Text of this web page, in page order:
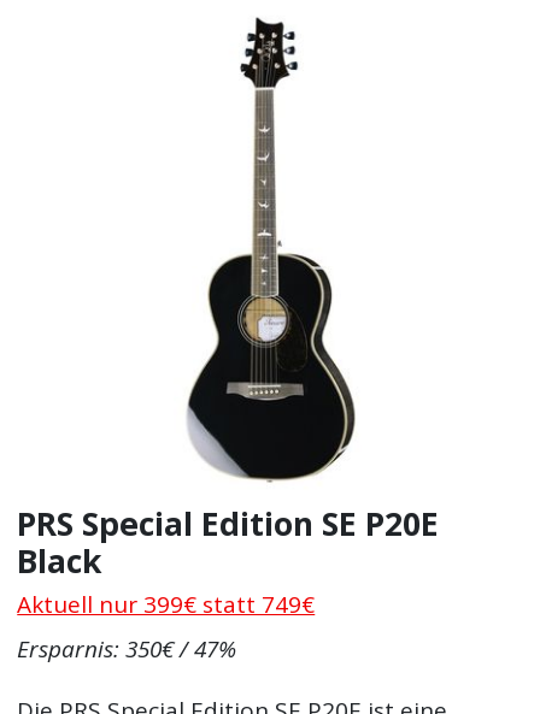
PRS Special Edition SE P20E
Black
Aktuell nur 399€ statt 749€
Ersparnis: 350€ / 47%